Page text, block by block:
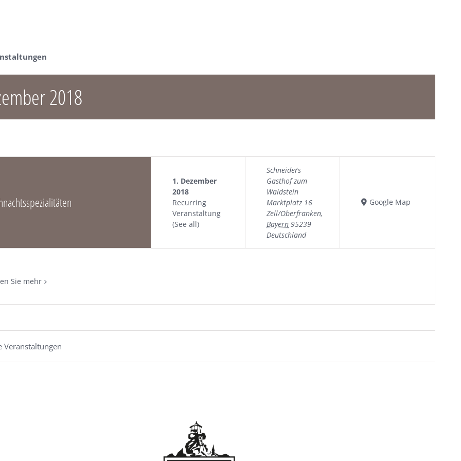
2018
1. Dezember
2018
Recurring
Veranstaltung
(See all)
Schneider´s
Gasthof zum
Waldstein
Marktplatz 16
Zell/Oberfranken,
Bayern 95239
Deutschland
Google Map
Sie mehr
Veranstaltungen